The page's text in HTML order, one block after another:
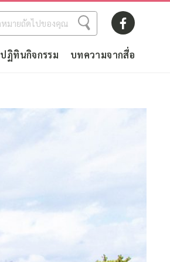
ปฏิทินกิจกรรม บทความจากสื่อ